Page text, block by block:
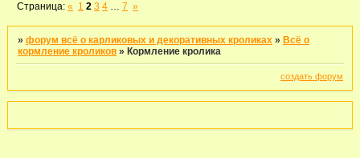
Страница:« 1 2 3 4 … 7 »
»форум всё о карликовых и декоративных кроликах » Всё о
кормление кроликов » Кормление кролика
создать форум